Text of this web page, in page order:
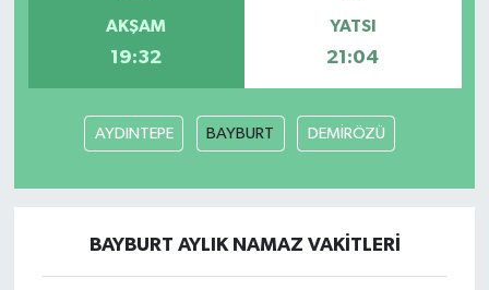
AKŞAM
19:32
YATSI
21:04
AYDINTEPE BAYBURT DEMİRÖZÜ
BAYBURT AYLIK NAMAZ VAKITLERI